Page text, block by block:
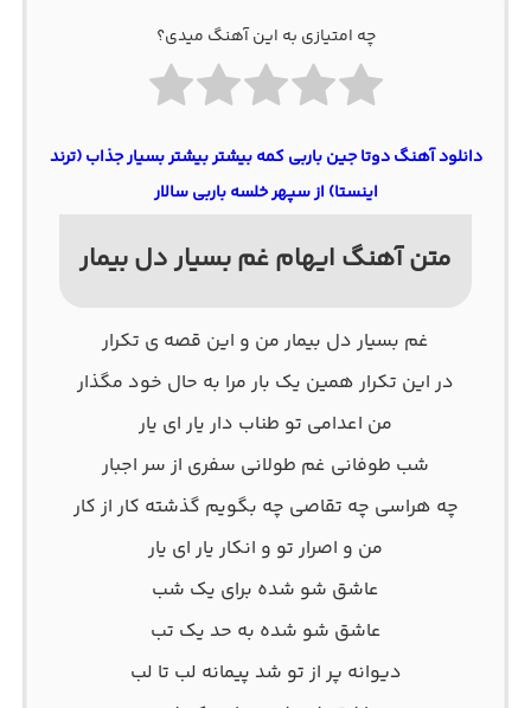
چه امتیازی به این آهنگ میدی؟
دانلود آهنگ دوتا جین باربی کمه بیشتر بیشتر بسیار جذاب (ترند
اینستا) از سپهر خلسه باربی سالار
متن آهنگ ایهام غم بسیار دل بیمار
غم بسیار دل بیمار من و این قصه ی تکرار
در این تکرار همین یک بار مرا به حال خود مگذار
من اعدامی تو طناب دار یار ای یار
شب طوفانی غم طولانی سفری از سر اجبار
چه هراسی چه تقاصی چه بگویم گذشته کار از کار
من و اصرار تو و انکار یار ای یار
عاشق شو شده برای یک شب
عاشق شو شده به حد یک تب
دیوانه پر از تو شد پیمانه لب تا لب